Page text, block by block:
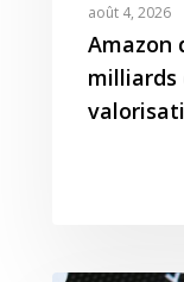
août 4, 2026
Amazon
milliards